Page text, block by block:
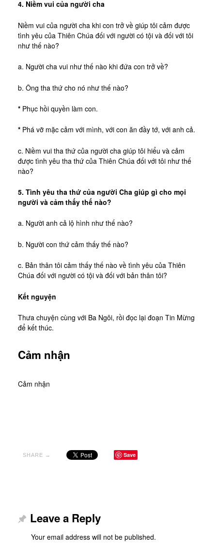
4. Niềm vui của người cha
Niềm vui của người cha khi con trở về giúp tôi cảm được
tình yêu của Thiên Chúa đối với người có tội và đối với tôi
như thế nào?
a. Người cha vui như thế nào khi đứa con trở về?
b. Ông tha thứ cho nó như thế nào?
*Phục hồi quyền làm con.
*Phá vỡ mặc cảm với mình, với con ăn đầy tớ, với anh cả.
c. Niềm vui tha thứ của người cha giúp tôi hiểu và cảm
được tình yêu tha thứ của Thiên Chúa đối với tôi như thế
nào?
5. Tình yêu tha thứ của người Cha giúp gì cho mọi
người và cảm thấy thế nào?
a. Người anh cả lộ hình như thế nào?
b. Người con thứ cảm thấy thế nào?
c. Bản thân tôi cảm thấy thế nào về tình yêu của Thiên
Chúa đối với người có tội và đối với bản thân tôi?
Kết nguyện
Thưa chuyện cùng với Ba Ngôi, rồi đọc lại đoạn Tin Mừng
để kết thúc.
Cảm nhận
Cảm nhận
SHARE → Save
Leave a Reply
Your email address will not be published.